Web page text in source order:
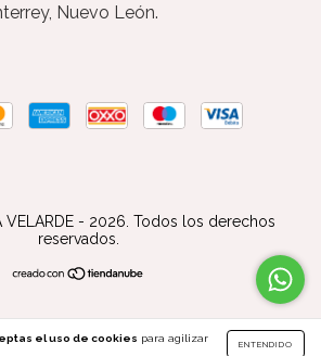
el uso de cookies para agilizar
ENTENDIDO
Nuevo León.
VELARDE - 2026. Todos los derechos
reservados.